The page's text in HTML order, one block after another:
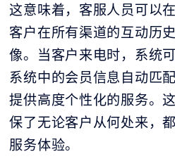
这意味着，客服人员可以
客户在所有渠道的互动历
像。当客户来电时，系统
系统中的会员信息自动匹配
提供高度个性化的服务。
保了无论客户从何处来，
服务体验。